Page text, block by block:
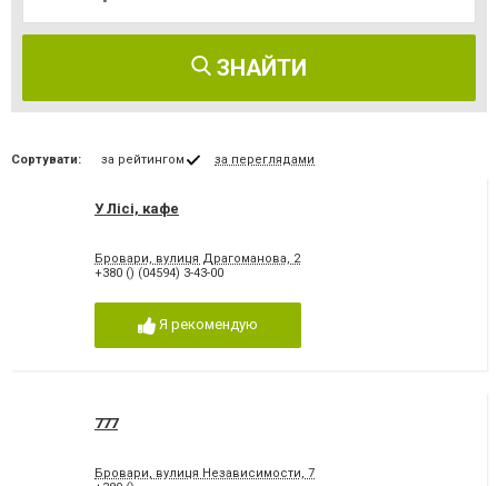
ЗНАЙТИ
Сортувати: за рейтингом за переглядами
У Лісі, кафе
Бровари, вулиця Драгоманова, 2
+380 () (04594) 3-43-00
Я рекомендую
777
Бровари, вулиця Независимости, 7